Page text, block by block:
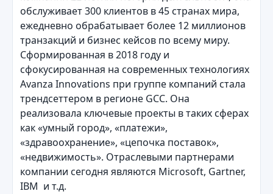
обслуживает 300 клиентов в 45 странах мира,
ежедневно обрабатывает более 12 миллионов
транзакций и бизнес кейсов по всему миру.
Сформированная в 2018 году и
сфокусированная на современных технологиях
Avanza Innovations при группе компаний стала
трендсеттером в регионе GCC. Она
реализовала ключевые проекты в таких сферах
как «умный город», «платежи»,
«здравоохранение», «цепочка поставок»,
«недвижимость». Отраслевыми партнерами
компании сегодня являются Microsoft, Gartner,
IBM и т.д.